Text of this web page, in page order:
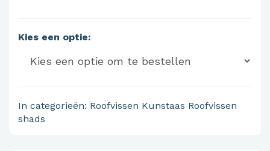
Kies een optie:
In categorieën: Roofvissen Kunstaas Roofvissen
shads